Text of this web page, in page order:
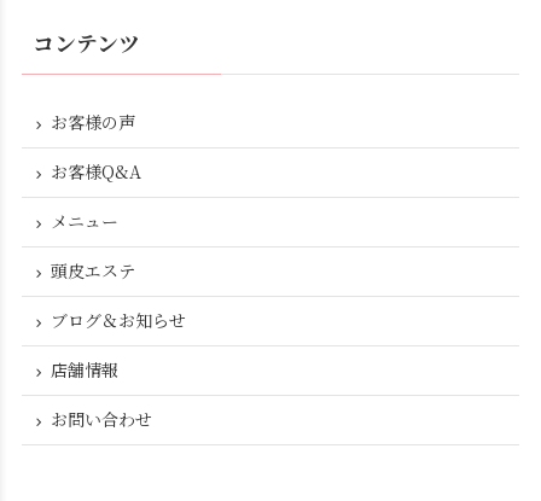
コンテンツ
お客様の声
お客様Q&A
メニュー
頭皮エステ
ブログ＆お知らせ
店舗情報
お問い合わせ